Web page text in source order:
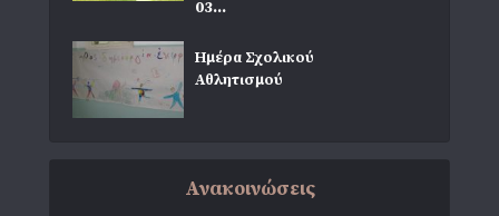
03...
Ημέρα Σχολικού
Αθλητισμού
Ανακοινώσεις